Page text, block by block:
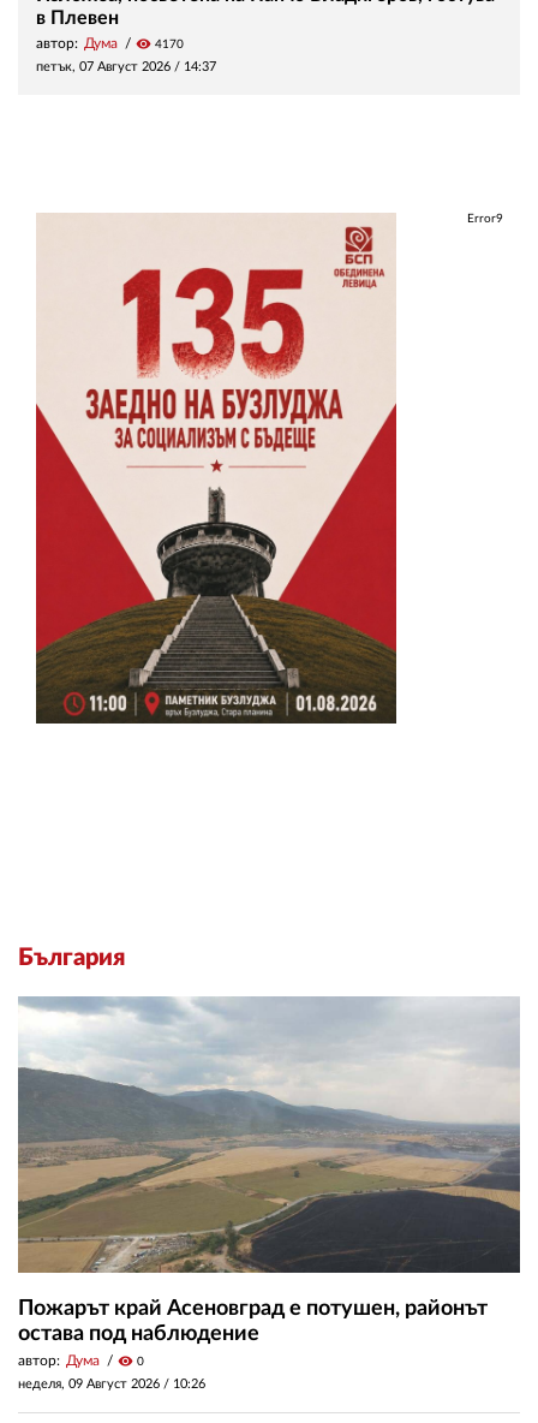
в Плевен
автор: Дума visibility 4170
петък, 07 Август 2026 / 14:37
Error9
България
Пожарът край Асеновград е потушен, районът
остава под наблюдение
автор: Дума visibility 0
неделя, 09 Август 2026 / 10:26